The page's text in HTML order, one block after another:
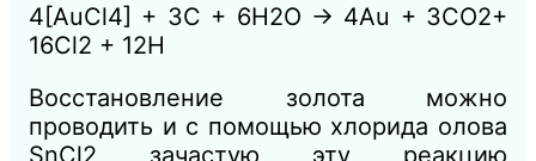
4[AuCl4] + 3C + 6H2O → 4Au + 3CO2+
16Cl2 + 12H
Восстановление золота можно
проводить и с помощью хлорида олова
SnCl2 зачастую эту реакцию